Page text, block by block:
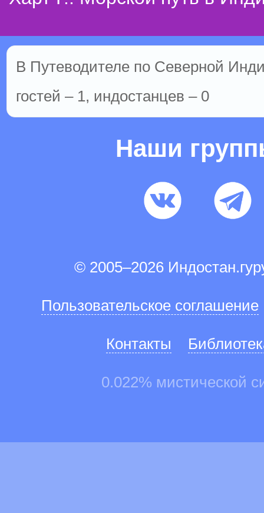
В Путеводителе по Северной
гостей – 1, индостанцев – 0
Наши
© 2005–2026
Пользовательское соглашение
Контакты
0.022% мистической